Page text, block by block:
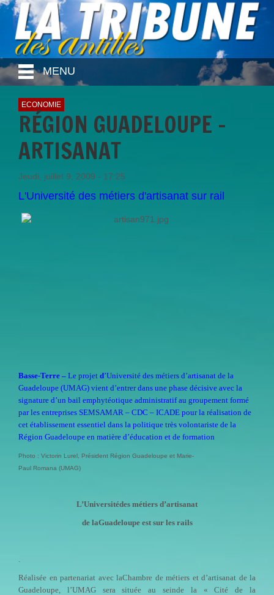
MENU
ECONOMIE
RÉGION GUADELOUPE -
ARTISANAT
Jeudi, juillet 9, 2009 - 17:25
L'Université des métiers d'artisanat sur rail
Basse-Terre – Le projet d’Université des métiers d’artisanat de la
Guadeloupe (UMAG) vient d’entrer dans une phase décisive avec la
signature d’un bail emphytéotique administratif au groupement formé
par les entreprises SEMSAMAR – CDC – ICADE pour la réalisation de
cet établissement essentiel dans la politique très volontariste de la
Région Guadeloupe en matière d’éducation et de formation
Photo : Victorin Lurel, Président Région Guadeloupe et Marie-
Paul Romana (UMAG)
L’Universitédes métiers d’artisanat
de laGuadeloupe est sur les rails
Réalisée en partenariat avec laChambre de métiers et d’artisanat de la
Guadeloupe, l’UMAG sera située au seinde la « Cité de la